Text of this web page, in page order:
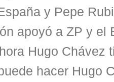
y Pepe
apoyó a ZP y el
Hugo Chávez
hacer Hugo